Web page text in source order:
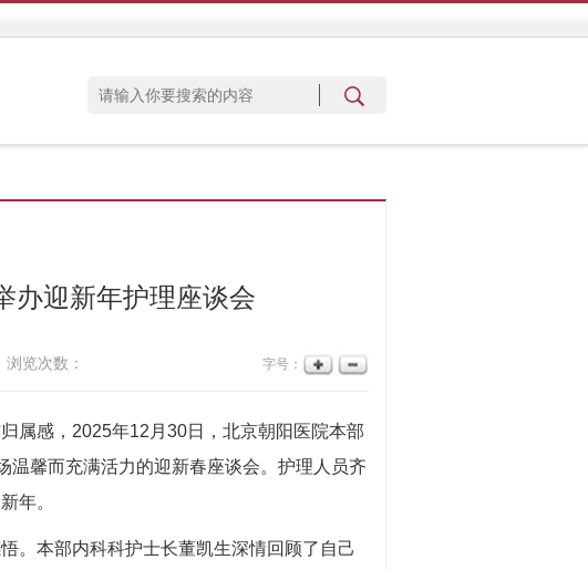
办迎新年护理座谈会
浏览次数： 字号：
属感，2025年12月30日，北京朝阳医院本部
温馨而充满活力的迎新春座谈会。护理人员齐
年。
。本部内科科护士长董凯生深情回顾了自己